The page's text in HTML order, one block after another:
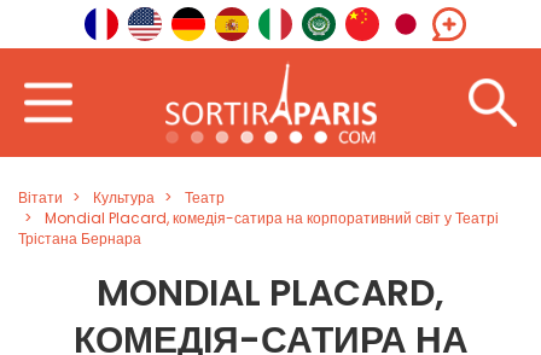
Вітати Культура
Театр
Mondial Placard, комедія-сатира на корпоративний світ у Театрі
Трістана Бернара
MONDIAL PLACARD,
КОМЕДІЯ-САТИРА НА